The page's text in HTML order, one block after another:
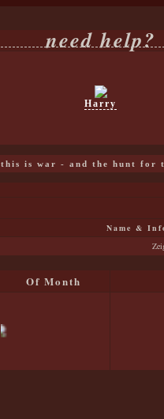
need help?
Harry
this is war - and the hunt for
Name &
Of Month